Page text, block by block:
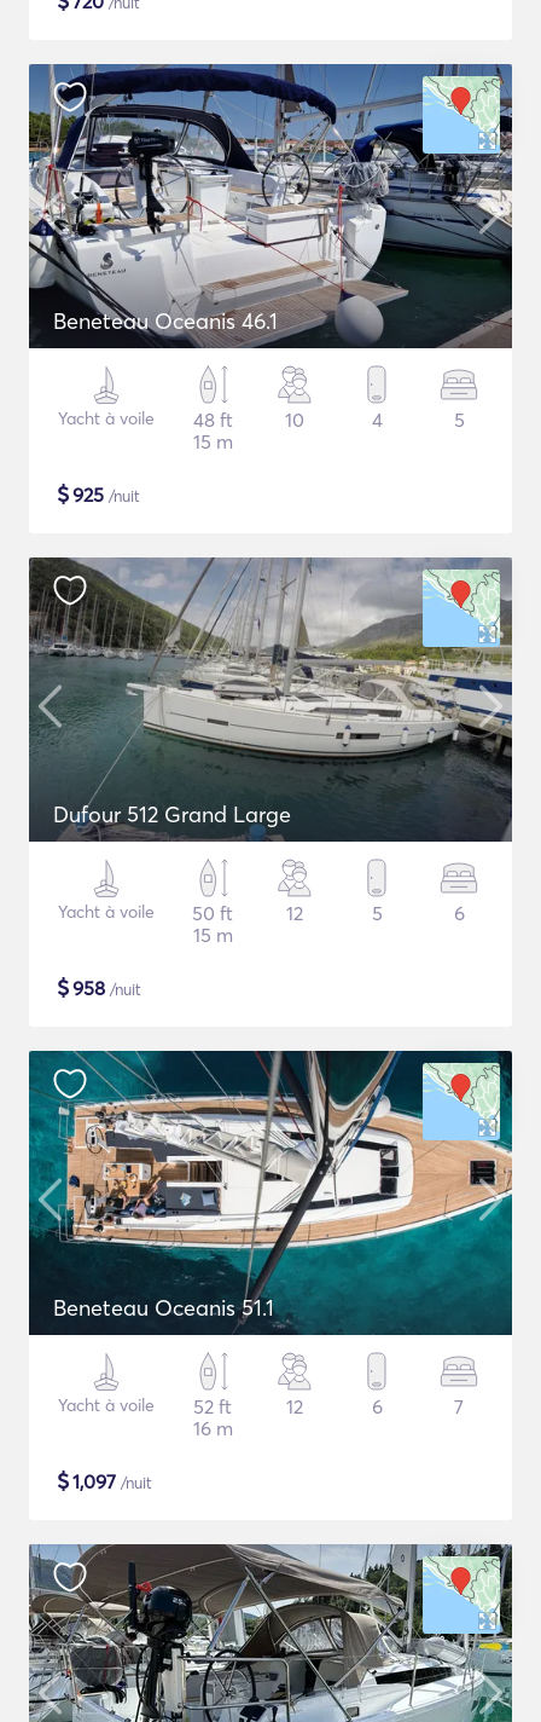
Beneteau Oceanis 46.1
Yacht à voile
48 ft
15 m
10 4 5
$925 /nuit
Dufour 512 Grand Large
Yacht à voile
50 ft
15 m
12 5 6
$958 /nuit
Beneteau Oceanis 51.1
Yacht à voile
52 ft
16 m
12 6 7
$1,097 /nuit